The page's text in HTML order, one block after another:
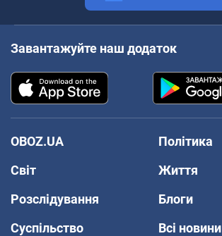
Завантажуйте наш додаток
OBOZ.UA
Політика
Світ
Життя
Розслідування
Блоги
Суспільство
Всі новини